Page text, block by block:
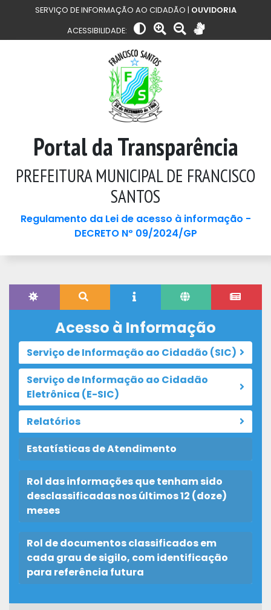
SERVIÇO DE INFORMAÇÃO AO CIDADÃO | OUVIDORIA
ACESSIBILIDADE:
Portal da Transparência
PREFEITURA MUNICIPAL DE FRANCISCO
SANTOS
Regulamento da Lei de acesso à informação -
DECRETO Nº 09/2024/GP
Acesso à Informação
Serviço de Informação ao Cidadão (SIC)
Serviço de Informação ao Cidadão
Eletrônica (E-SIC)
Relatórios
Estatísticas de Atendimento
Rol das informações que tenham sido
desclassificadas nos últimos 12 (doze)
meses
Rol de documentos classificados em
cada grau de sigilo, com identificação
para referência futura